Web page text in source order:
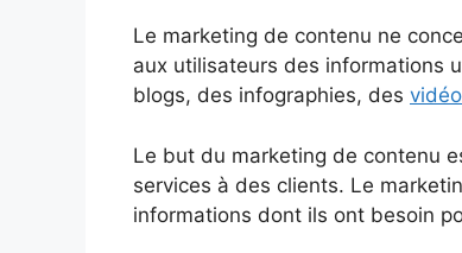
Le marketing de contenu ne
aux utilisateurs des informations
blogs, des infographies, des
Le but du marketing de contenu
services à des clients. Le
informations dont ils ont besoin